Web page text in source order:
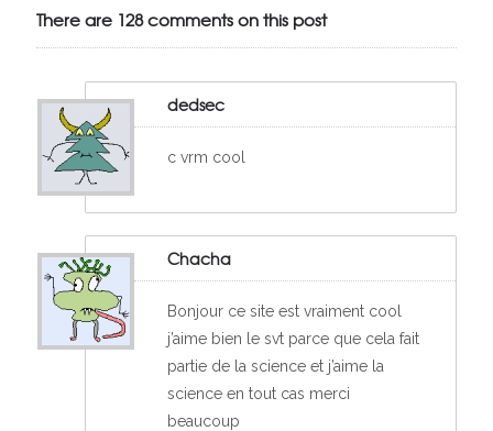
There are 128 comments on this post
dedsec
c vrm cool
Chacha
Bonjour ce site est vraiment cool
j’aime bien le svt parce que cela fait
partie de la science et j’aime la
science en tout cas merci
beaucoup